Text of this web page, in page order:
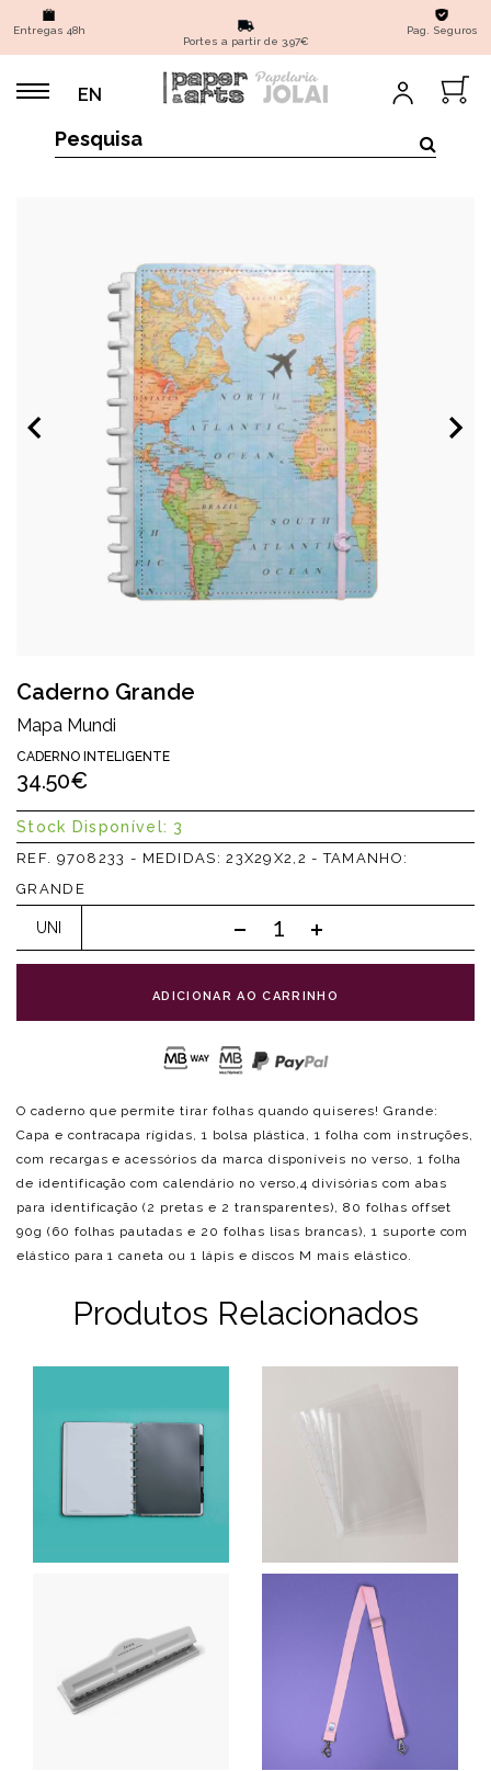
Entregas 48h
Portes a partir de 3,97€
Pag. Seguros
EN
Caderno Grande
Mapa Mundi
CADERNO INTELIGENTE
34.50€
Stock Disponível: 3
REF. 9708233 - MEDIDAS: 23X29X2,2 - TAMANHO:
GRANDE
UNI
ADICIONAR AO CARRINHO
O caderno que permite tirar folhas quando quiseres! Grande:
Capa e contracapa rígidas, 1 bolsa plástica, 1 folha com instruções,
com recargas e acessórios da marca disponíveis no verso, 1 folha
de identificação com calendário no verso,4 divisórias com abas
para identificação (2 pretas e 2 transparentes), 80 folhas offset
90g (60 folhas pautadas e 20 folhas lisas brancas), 1 suporte com
elástico para 1 caneta ou 1 lápis e discos M mais elástico.
Produtos Relacionados